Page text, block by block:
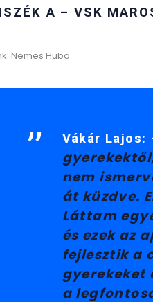
A – VSK
Nemes Huba
Vákár Lajos:
nem
át küzdve.
Láttam
és ezek az
fejlesztik a
gyerekeket
a